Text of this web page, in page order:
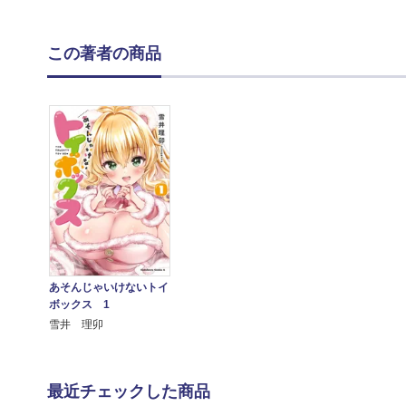
この著者の商品
あそんじゃいけないトイ
ボックス 1
雪井 理卯
最近チェックした商品